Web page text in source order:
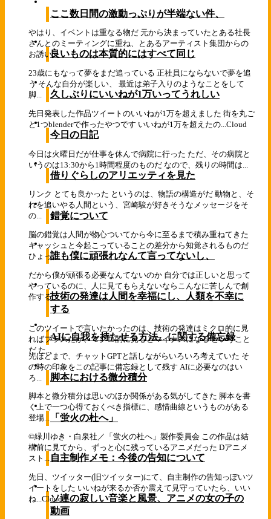
ここ数日間の激動っぷりが半端ない件、
やはり、イベントは重なる物だ 元から決まっていたとある社長
さんとのミーティングに重ね、とあるアーティスト集団からの
お誘い...良いものは本質的にはすべて同じ
23歳にもなって夢をまだ追っている 正社員にならないで夢を追
う そんな自分が楽しい、 最近は弟子入りのようなことをして
脚...
久しぶりにいいねが1万いってうれしい
先日発表した作品ツイートのいいねが1万を超えました 街を丸ご
と1つblenderで作ったやつです いいねが1万を超えたの... Cloud
今日の日記
今日は火曜日だが仕事を休んで病院に行った ただ、その病院と
いうのは13:30から1時間程度のものだ なので、残りの時間は...
借りぐらしのアリエッティを見た
リンク とても良かった というのは、物語の構造がだ 動物と、そ
れを追いやる人間という、宮崎駿が好きそうなメッセージをそ
の...
錯覚について
脳の錯覚は人間が物心ついてから今に至るまで積み重ねてきた
キャッシュと今起こっていることの差分から知覚されるものだ
ひょっ...誰も僕に頑張れなんて言ってないし、
だから僕が頑張る必要なんてないのか 自分では正しいと思って
やっているのに、人に見てもらえないならこんなに苦しんで創
作する...技術の発達は人間を幸福にし、人類を不幸に
する
このツイートで言いたかったのは、技術の発達はミクロ的に見
ればプラスだが、マクロ的に見るとマイナスになる ということ
だ た...
AIに自我を持たせる方法。に関する備忘録
先ほどまで、チャットGPTと話しながらいろいろ考えていた そ
の時の印象をこの記事に備忘録として残す AIに必要なのはい
ろ...
脚本における微分積分
脚本と微分積分は思いのほか関係がある気がしてきた 脚本を書
く上で一つ心得ておくべき指標に、感情曲線というものがある
登場...
「蛍火の杜へ」
©緑川ゆき・白泉社／「蛍火の杜へ」製作委員会 この作品は結
構前に見てから、ずっと心に残っているアニメだった Dアニメ
スト... 自主制作メモ：今後の告知について
先日、ツイッター(旧ツイッター)にて、自主制作の告知っぽいツ
イートをした いいねが来るか否か震えて見守っていたら、いい
ね... Cloud
ソ連の寂しい音楽と風景、アニメの女の子の
動画